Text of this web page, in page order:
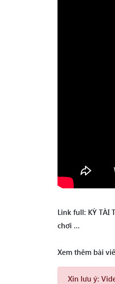
Link full: KỲ
chơi …
Xem thêm bài
Xin lưu ý: